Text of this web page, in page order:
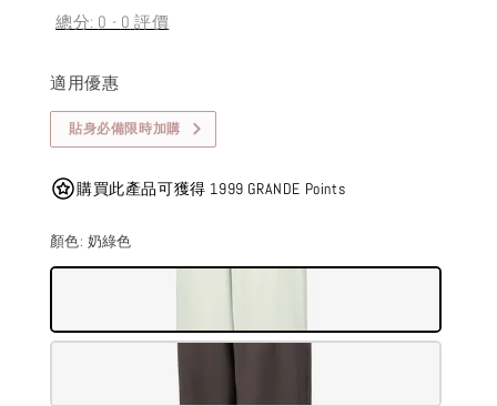
總分: 0 - 0 評價
適用優惠
貼身必備限時加購
購買此產品可獲得 1999 GRANDE Points
顏色: 奶綠色